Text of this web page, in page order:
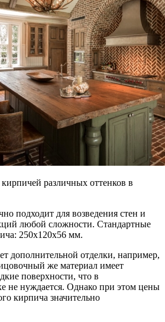
различных оттенков в
подходит для возведения стен и
любой сложности. Стандартные
250х120х56 мм.
дополнительной отделки, например,
же материал имеет
поверхности, что в
не нуждается. Однако при этом цены
кирпича значительно